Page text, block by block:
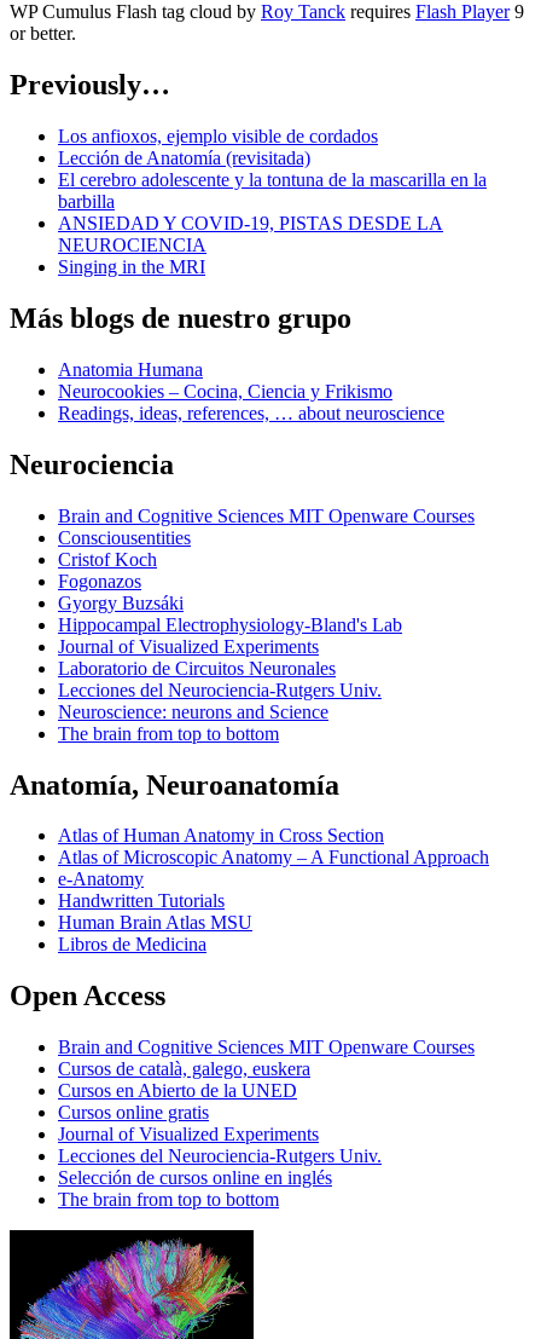
WP Cumulus Flash tag cloud by Roy Tanck requires Flash Player9
or better.
Previously…
Los anfioxos, ejemplo visible de cordados
Lección de Anatomía (revisitada)
El cerebro adolescente y la tontuna de la mascarilla en la
barbilla
ANSIEDAD Y COVID-19, PISTAS DESDE LA
NEUROCIENCIA
Singing in the MRI
Más blogs de nuestro grupo
Anatomia Humana
Neurocookies – Cocina, Ciencia y Frikismo
Readings, ideas, references, … about neuroscience
Neurociencia
Brain and Cognitive Sciences MIT Openware Courses
Consciousentities
Cristof Koch
Fogonazos
Gyorgy Buzsáki
Hippocampal Electrophysiology-Bland's Lab
Journal of Visualized Experiments
Laboratorio de Circuitos Neuronales
Lecciones del Neurociencia-Rutgers Univ.
Neuroscience: neurons and Science
The brain from top to bottom
Anatomía, Neuroanatomía
Atlas of Human Anatomy in Cross Section
Atlas of Microscopic Anatomy – A Functional Approach
e-Anatomy
Handwritten Tutorials
Human Brain Atlas MSU
Libros de Medicina
Open Access
Brain and Cognitive Sciences MIT Openware Courses
Cursos de català, galego, euskera
Cursos en Abierto de la UNED
Cursos online gratis
Journal of Visualized Experiments
Lecciones del Neurociencia-Rutgers Univ.
Selección de cursos online en inglés
The brain from top to bottom